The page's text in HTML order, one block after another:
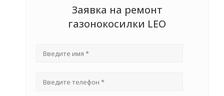
Заявка на ремонт
газонокосилки LEO